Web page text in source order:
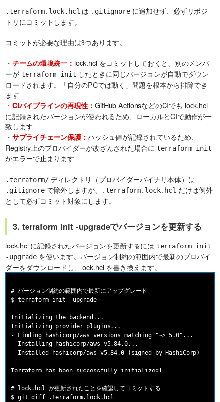
.terraform.lock.hcl は .gitignore に追加せず、必ずリポジ
トリにコミットします。
コミットが必要な理由は3つあります。
・チームの環境統一： lock.hcl をコミットしておくと、別のメンバ
ーがterraform init したときに同じバージョンが自動でダウン
ロードされます。「自分のPCでは動く」問題を根本から排除でき
ます
・CIパイプラインの再現性：GitHub ActionsなどのCIでも lock.hcl
に記録されたバージョンが使われるため、ローカルとCIで動作が一
致します
・サプライチェーン保護：ハッシュ値が記録されているため、
Registry上のプロバイダーが改ざんされた場合にterraform init
がエラーで止まります
.terraform/ ディレクトリ（プロバイダーバイナリ本体）は
.gitignore で除外しますが、 .terraform.lock.hcl だけは例外
として必ずコミット対象にします。
3. terraform init -upgradeでバージョンを更新する
lock.hcl に記録されたバージョンを更新するにはterraform init
-upgrade を使います。バージョン制約の範囲内で最新のプロバイ
ダーをダウンロードし、lock.hcl を書き換えます。
# バージョン制約の範囲内で最新にアップグレード
$ terraform init -upgrade
Initializing the backend...
Initializing provider plugins...
- Finding hashicorp/aws versions matching "~> 5.0"...
- Installing hashicorp/aws v5.84.0...
- Installed hashicorp/aws v5.84.0 (signed by HashiCorp)
Terraform has been successfully initialized!
# lock.hcl が更新されたことを確認してコミットする
$ git diff .terraform.lock.hcl